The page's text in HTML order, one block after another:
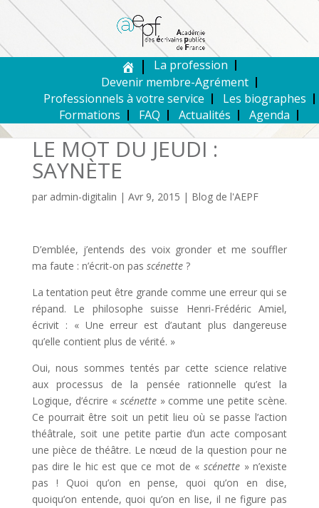
La profession
Devenir membre-Agrément
Professionnels à votre service
Les biographes
Formations
FAQ Actualités Agenda
LE MOT DU JEUDI :
SAYNÈTE
par admin-digitalin | Avr 9, 2015 | Blog de l'AEPF
D’emblée, j’entends des voix gronder et me souffler
ma faute : n’écrit-on pas scénette ?
La tentation peut être grande comme une erreur qui se
répand. Le philosophe suisse Henri-Frédéric Amiel,
écrivit : « Une erreur est d’autant plus dangereuse
qu’elle contient plus de vérité. »
Oui, nous sommes tentés par cette science relative
aux processus de la pensée rationnelle qu’est la
Logique, d’écrire « scénette » comme une petite scène.
Ce pourrait être soit un petit lieu où se passe l’action
théâtrale, soit une petite partie d’un acte composant
une pièce de théâtre. Le nœud de la question pour ne
pas dire le hic est que ce mot de « scénette » n’existe
pas ! Quoi qu’on en pense, quoi qu’on en dise,
quoiqu’on entende, quoi qu’on en lise, il ne figure pas